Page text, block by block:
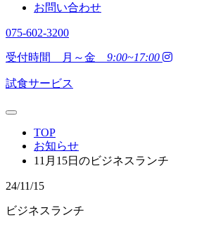
お問い合わせ
075-602-3200
受付時間 月～金 9:00~17:00
試食サービス
TOP
お知らせ
11月15日のビジネスランチ
24/11/15
ビジネスランチ